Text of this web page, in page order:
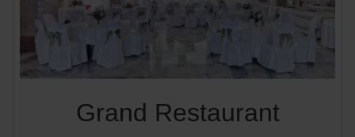
Grand Restaurant